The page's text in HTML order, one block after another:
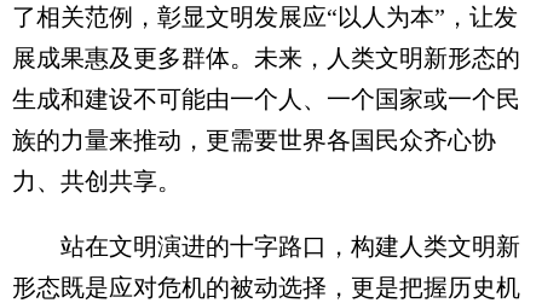
了相关范例，彰显文明发展应“以人为本”，让发
展成果惠及更多群体。未来，人类文明新形态的
生成和建设不可能由一个人、一个国家或一个民
族的力量来推动，更需要世界各国民众齐心协
力、共创共享。
站在文明演进的十字路口，构建人类文明新
形态既是应对危机的被动选择，更是把握历史机